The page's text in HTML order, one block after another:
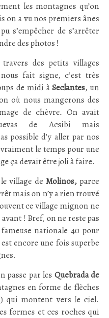
les montagnes qu’on
on a vu nos premiers ânes
s’empêcher de s’arrêter
des photos !
des petits villages
fait signe, c’est très
de midi àSeclantes, un
où nous mangerons des
de chèvre. On avait
de Acsibi mais
possible d’y aller par nos
le temps pour une
ça devait être joli à faire.
village de Molinos, parce
mais on n’y a rien trouvé
ce village mignon ne
! Bref, on ne reste pas
nationale 40 pour
encore une fois superbe
passe par les Quebrada de
en forme de flèches
qui montent vers le ciel.
formes et ces roches qui